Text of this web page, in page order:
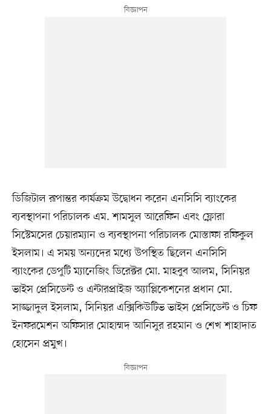
ডিজিটাল রূপান্তর কার্যক্রম উদ্বোধন করেন এনসিসি ব্যাংকের
ব্যবস্থাপনা পরিচালক এম. শামসুল আরেফিন এবং ফ্লোরা
সিস্টেমসের চেয়ারম্যান ও ব্যবস্থাপনা পরিচালক মোস্তাফা রফিকুল
ইসলাম। এ সময় অন্যদের মধ্যে উপস্থিত ছিলেন এনসিসি
ব্যাংকের ডেপুটি ম্যানেজিং ডিরেক্টর মো. মাহবুব আলম, সিনিয়র
ভাইস প্রেসিডেন্ট ও এন্টারপ্রাইজ অ্যাপ্লিকেশনের প্রধান মো.
সাজ্জাদুল ইসলাম, সিনিয়র এক্সিকিউটিভ ভাইস প্রেসিডেন্ট ও চিফ
ইনফরমেশন অফিসার মোহাম্মদ আনিসুর রহমান ও শেখ শাহাদাত
হোসেন প্রমুখ।